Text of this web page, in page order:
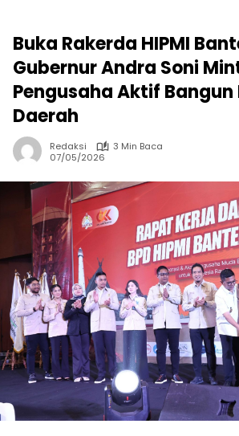
Buka Rakerda HIPMI
Gubernur Andra Soni
Pengusaha Aktif Bangun
Daerah
Redaksi
3 Min Baca
07/05/2026